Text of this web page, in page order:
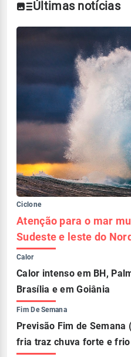
Últimas notícias
Ciclone
Atenção para o mar
Sudeste e leste do
Calor
Calor intenso em BH,
Brasília e em Goiânia
Fim De Semana
Previsão Fim de
fria traz chuva forte e